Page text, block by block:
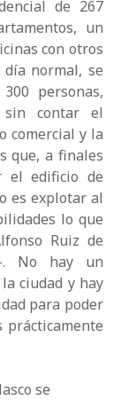
de 267
un
con otros
normal, se
personas,
sin contar el
comercial y la
que, a finales
el edificio de
es explotar al
lo que
Ruiz de
No hay un
ciudad y hay
para poder
prácticamente
se